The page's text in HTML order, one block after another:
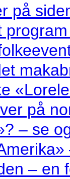
på
på
– se
– en